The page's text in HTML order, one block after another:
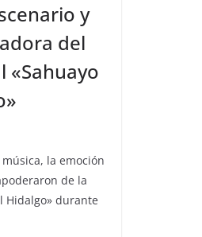
y
del
«Sahuayo
la emoción
de la
Hidalgo» durante